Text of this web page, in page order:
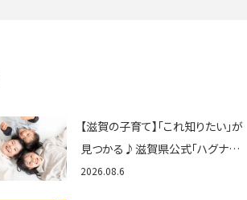
【滋賀の子育て】「これ知りたい」が
見つかる♪滋賀県公式「ハグナビ
しが」使ってる？おでかけ・制度・子
2026.08.6